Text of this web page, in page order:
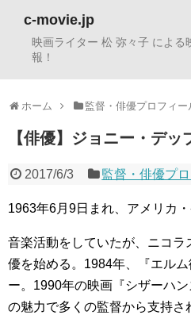
c-movie.jp
映画ライター 松 弥々子 による
報！
ホーム 監督・俳優プロフィー
【俳優】ジョニー・デ
2017/6/3 監督・俳優プ
1963年6月9日まれ、アメリカ
音楽活動をしていたが、ニコ
優を始める。1984年、『エル
ー。1990年の映画『シザーハ
の魅力で多くの監督から支持さ